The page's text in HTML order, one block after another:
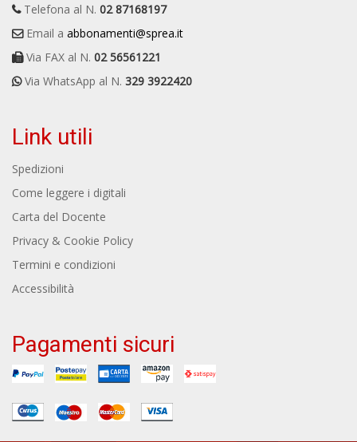
Telefona al N. 02 87168197
Email a abbonamenti@sprea.it
Via FAX al N. 02 56561221
Via WhatsApp al N. 329 3922420
Link utili
Spedizioni
Come leggere i digitali
Carta del Docente
Privacy & Cookie Policy
Termini e condizioni
Accessibilità
Pagamenti sicuri